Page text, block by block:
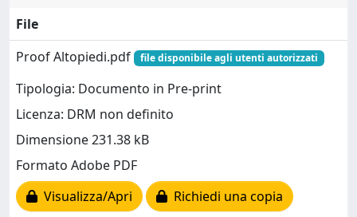
File
Proof Altopiedi.pdf
file disponibile agli utenti autorizzati
Tipologia: Documento in Pre-print
Licenza: DRM non definito
Dimensione 231.38 kB
Formato Adobe PDF
Visualizza/Apri
Richiedi una copia